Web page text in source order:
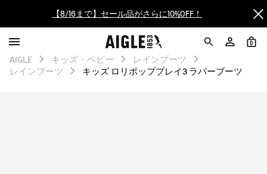
【最大50%OFF】FINAL SALEがスタート！
ログイン/会員登録で送料＆返品無料
0
AIGLE キッズ・ベビー
レインブーツ
レインブーツ
キッズ ロリポッププレイ3 ラバーブーツ